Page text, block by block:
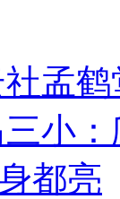
社孟
小
都亮